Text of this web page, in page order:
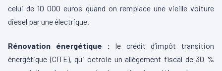
celui de 10 000 euros quand on remplace une vieille voiture
diesel par une électrique.
Rénovation énergétique : le crédit d’impôt transition
énergétique (CITE), qui octroie un allègement fiscal de 30 %